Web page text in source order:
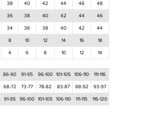
38 40 42 44 46 48
36 38 40 42 44 46
34 36 38 40 42 44
8 10 12 14 16 18
4 6 8 10 12 14
86-90 91-95 96-100 101-105 106-110 111-116
68-72 73-77 78-82 83-87 88-92 93-97
91-95 96-100 101-105 106-110 111-115
116-120